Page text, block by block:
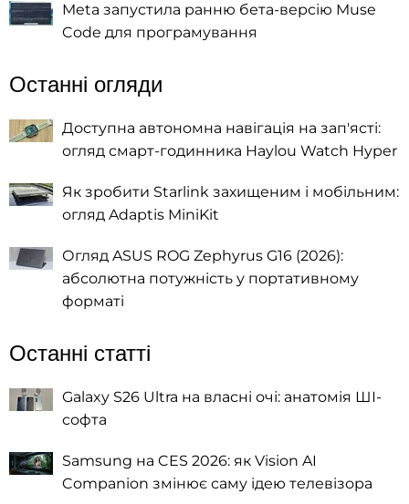
Meta запустила ранню бета-версію Muse
Code для програмування
Останні огляди
Доступна автономна навігація на зап'ясті:
огляд смарт-годинника Haylou Watch Hyper
Як зробити Starlink захищеним і мобільним:
огляд Adaptis MiniKit
Огляд ASUS ROG Zephyrus G16 (2026):
абсолютна потужність у портативному
форматі
Останні статті
Galaxy S26 Ultra на власні очі: анатомія ШІ-
софта
Samsung на CES 2026: як Vision AI
Companion змінює саму ідею телевізора